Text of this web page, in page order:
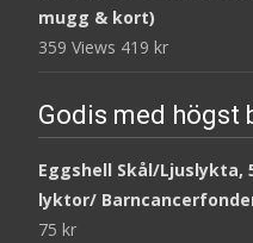
mugg & kort)
359 Views 419 kr
Godis med högst
Eggshell Skål/Ljuslykta,
lyktor/
75 kr